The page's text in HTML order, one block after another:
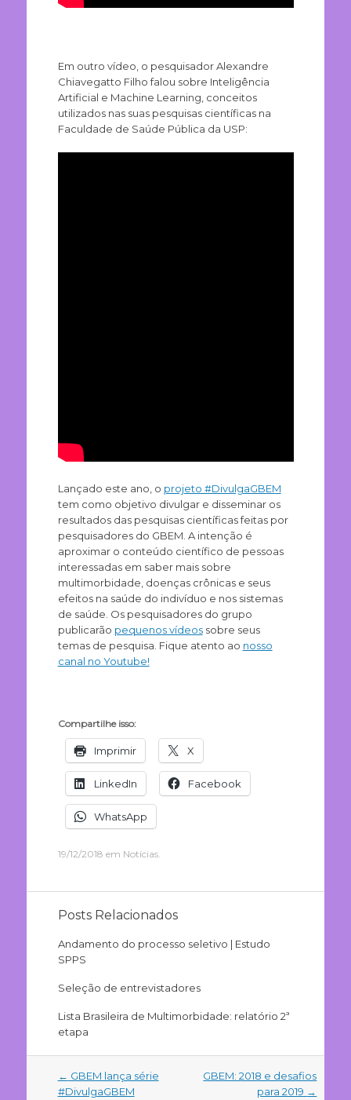
Em outro vídeo, o pesquisador Alexandre
Chiavegatto Filho falou sobre Inteligência
Artificial e Machine Learning, conceitos
utilizados nas suas pesquisas científicas na
Faculdade de Saúde Pública da USP:
Lançado este ano, o projeto #DivulgaGBEM
tem como objetivo divulgar e disseminar os
resultados das pesquisas científicas feitas por
pesquisadores do GBEM. A intenção é
aproximar o conteúdo científico de pessoas
interessadas em saber mais sobre
multimorbidade, doenças crônicas e seus
efeitos na saúde do indivíduo e nos sistemas
de saúde. Os pesquisadores do grupo
publicarão pequenos vídeossobre seus
temas de pesquisa. Fique atento ao nosso
canal no Youtube!
Compartilhe isso:
Imprimir X
LinkedIn Facebook
WhatsApp
19/12/2018 em Notícias.
Posts Relacionados
Andamento do processo seletivo | Estudo
SPPS
Seleção de entrevistadores
Lista Brasileira de Multimorbidade: relatório 2ª
etapa
Navegação
do
← GBEM lança série
#DivulgaGBEM
GBEM: 2018 e desafios
para 2019 →